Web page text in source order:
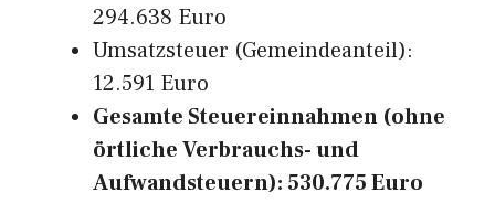
294.638 Euro
Umsatzsteuer (Gemeindeanteil):
12.591 Euro
Gesamte Steuereinnahmen (ohne
örtliche Verbrauchs- und
Aufwandsteuern): 530.775 Euro